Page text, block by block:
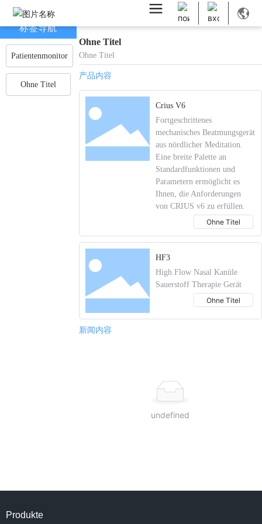
标签导航
Patientenmonitor
Ohne Titel
Ohne Titel
Ohne Titel
产品内容
Crius V6
Fortgeschrittenes
mechanisches Beatmungsgerät
aus nördlicher Meditation.
Eine breite Palette an
Standardfunktionen und
Parametern ermöglicht es
Ihnen, die Anforderungen
von CRIUS v6 zu erfüllen.
Ohne Titel
HF3
High Flow Nasal Kanüle
Sauerstoff Therapie Gerät
Ohne Titel
新闻内容
undefined
Produkte